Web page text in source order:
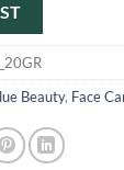
Beauty, Face